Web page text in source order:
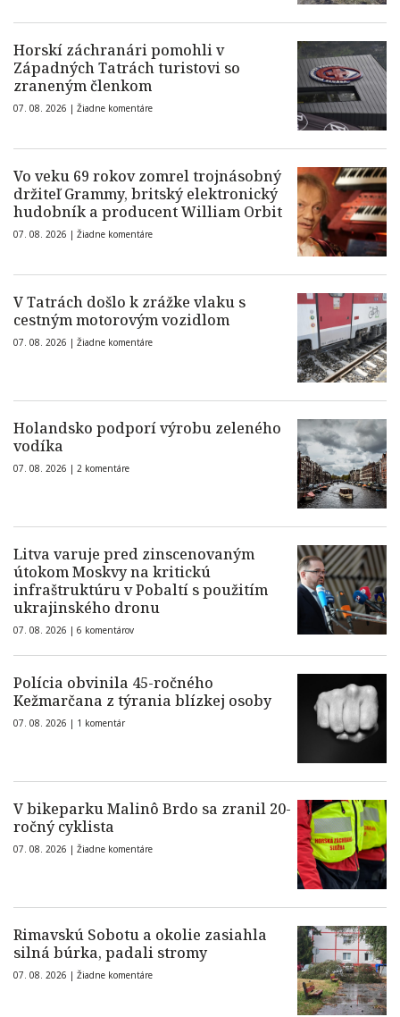
Horskí záchranári pomohli v
Západných Tatrách turistovi so
zraneným členkom
07. 08. 2026 | Žiadne komentáre
Vo veku 69 rokov zomrel trojnásobný
držiteľ Grammy, britský elektronický
hudobník a producent William Orbit
07. 08. 2026 | Žiadne komentáre
V Tatrách došlo k zrážke vlaku s
cestným motorovým vozidlom
07. 08. 2026 | Žiadne komentáre
Holandsko podporí výrobu zeleného
vodíka
07. 08. 2026 | 2 komentáre
Litva varuje pred zinscenovaným
útokom Moskvy na kritickú
infraštruktúru v Pobaltí s použitím
ukrajinského dronu
07. 08. 2026 | 6 komentárov
Polícia obvinila 45-ročného
Kežmarčana z týrania blízkej osoby
07. 08. 2026 | 1 komentár
V bikeparku Malinô Brdo sa zranil 20-
ročný cyklista
07. 08. 2026 | Žiadne komentáre
Rimavskú Sobotu a okolie zasiahla
silná búrka, padali stromy
07. 08. 2026 | Žiadne komentáre